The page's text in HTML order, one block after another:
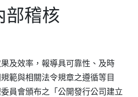
部稽核
及效率，報導具可靠性、及時
範與相關法令規章之遵循等目
員會頒布之「公開發行公司建立